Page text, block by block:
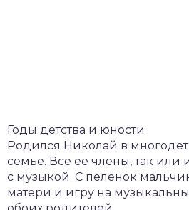
Годы детства и юности
Родился Николай в
семье. Все ее члены, так или
с музыкой. С пеленок
матери и игру на